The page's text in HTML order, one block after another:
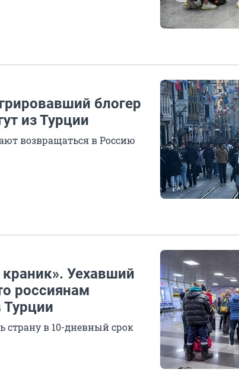
блогер
из Турции
возвращаться в Россию
краник». Уехавший
россиянам
в 10-дневный срок